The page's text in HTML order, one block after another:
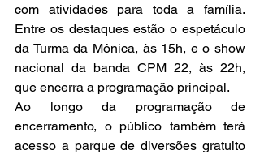
com atividades para toda a família.
Entre os destaques estão o espetáculo
da Turma da Mônica, às 15h, e o show
nacional da banda CPM 22, às 22h,
que encerra a programação principal.
Ao longo da programação de
encerramento, o público também terá
acesso a parque de diversões gratuito